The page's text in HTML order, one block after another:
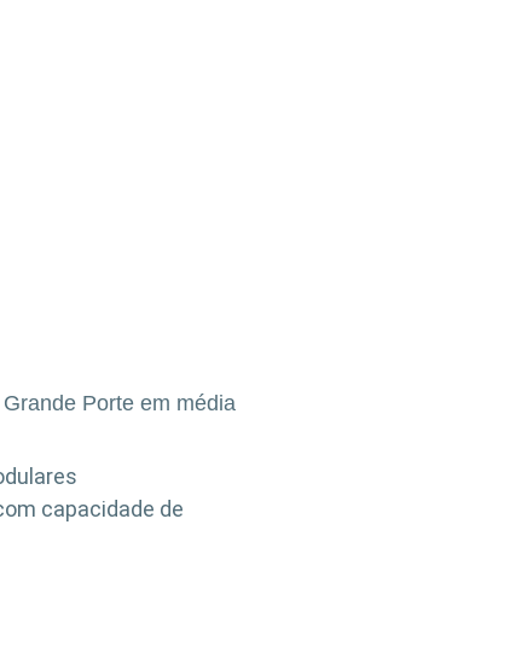
Porte em média
capacidade de